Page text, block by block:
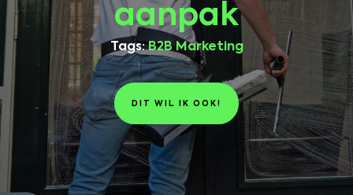
aanpak
Tags:B2B Marketing
DIT WIL IK OOK!